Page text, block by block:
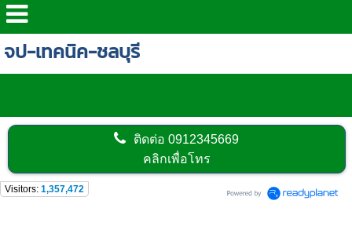
จป-เทคนิค-ชลบุรี
ติดต่อ0912345669
คลิกเพื่อโทร
Visitors: 1,357,472